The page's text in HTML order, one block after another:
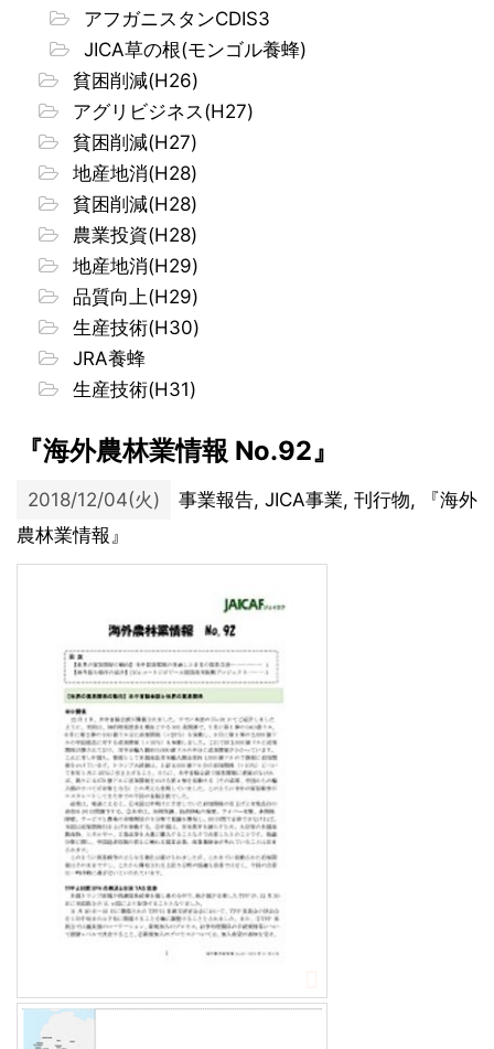
アフガニスタンCDIS3
JICA草の根(モンゴル養蜂)
貧困削減(H26)
アグリビジネス(H27)
貧困削減(H27)
地産地消(H28)
貧困削減(H28)
農業投資(H28)
地産地消(H29)
品質向上(H29)
生産技術(H30)
JRA養蜂
生産技術(H31)
『海外農林業情報 No.92』
2018/12/04(火)
事業報告, JICA事業, 刊行物, 『海外
農林業情報』